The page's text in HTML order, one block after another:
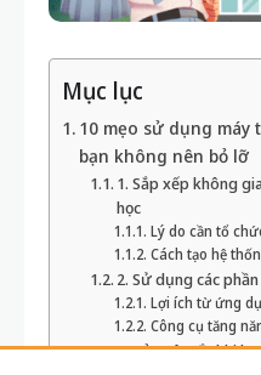
Mục lục
10 mẹo sử dụng máy
bạn không nên bỏ lỡ
1. Sắp xếp không
học
Lý do cần tổ
Cách tạo hệ
2. Sử dụng các
Lợi ích từ ứng
Công cụ tăng
3. Bảo vệ mắt khi